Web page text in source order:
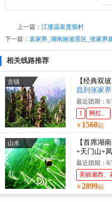
上一篇： 江垭温泉度假村
下一篇： 袁家界_湖南旅游景区_张家界
相关线路推荐
古镇 【经典双
昌到张家
张家界旅
最近团期：8/
1
网红、
￥ 1560起
山水
【首席湖
+天门山+
士、)
最近团期：8/
美丽湘西、
￥ 2899起